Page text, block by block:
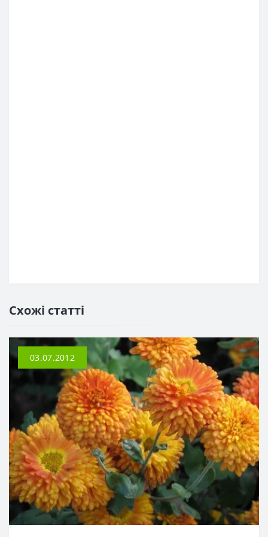
Схожі статті
03.07.2012